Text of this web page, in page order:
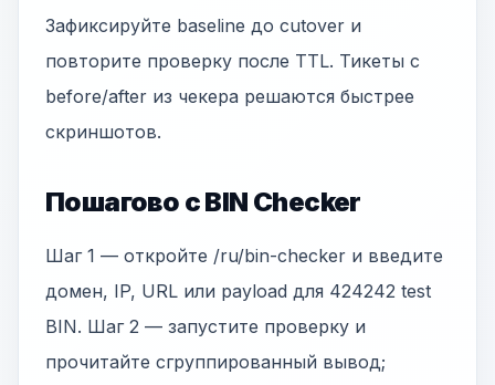
Зафиксируйте baseline до cutover и
повторите проверку после TTL. Тикеты с
before/after из чекера решаются быстрее
скриншотов.
Пошагово с BIN Checker
Шаг 1 — откройте /ru/bin-checker и введите
домен, IP, URL или payload для 424242 test
BIN. Шаг 2 — запустите проверку и
прочитайте сгруппированный вывод;